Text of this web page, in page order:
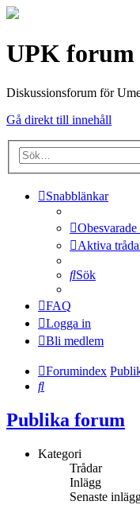
UPK forum
Diskussionsforum för
Gå direkt till innehåll
Snabblänkar
Aktiva
Sök
FAQ
Logga in
Bli medlem
Forumindex
Sök
Publika forum
Kategori
Trådar
Inlägg
Senaste